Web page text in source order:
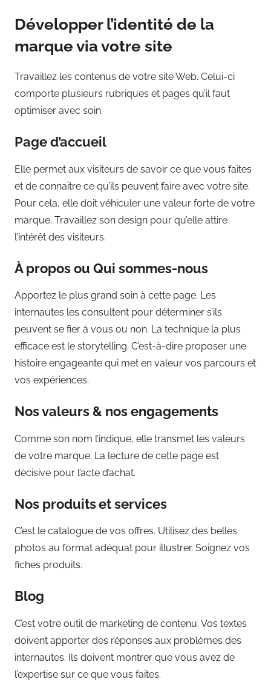
Développer l’identité de la
marque via votre site
Travaillez les contenus de votre site Web. Celui-ci
comporte plusieurs rubriques et pages qu’il faut
optimiser avec soin.
Page d’accueil
Elle permet aux visiteurs de savoir ce que vous faites
et de connaitre ce qu’ils peuvent faire avec votre site.
Pour cela, elle doit véhiculer une valeur forte de votre
marque. Travaillez son design pour qu’elle attire
l’intérêt des visiteurs.
À propos ou Qui sommes-nous
Apportez le plus grand soin à cette page. Les
internautes les consultent pour déterminer s’ils
peuvent se fier à vous ou non. La technique la plus
efficace est le storytelling. C’est-à-dire proposer une
histoire engageante qui met en valeur vos parcours et
vos expériences.
Nos valeurs & nos engagements
Comme son nom l’indique, elle transmet les valeurs
de votre marque. La lecture de cette page est
décisive pour l’acte d’achat.
Nos produits et services
C’est le catalogue de vos offres. Utilisez des belles
photos au format adéquat pour illustrer. Soignez vos
fiches produits.
Blog
C’est votre outil de marketing de contenu. Vos textes
doivent apporter des réponses aux problèmes des
internautes. Ils doivent montrer que vous avez de
l’expertise sur ce que vous faites.